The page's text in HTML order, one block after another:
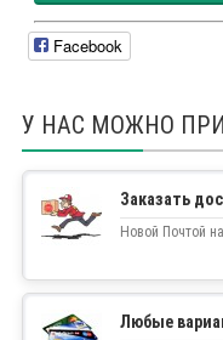
Facebook
У НАС МОЖНО
Заказать
Новой Почтой
Любые